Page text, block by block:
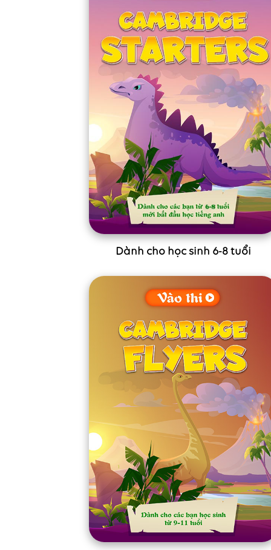
Dành cho học sinh 6-8 tuổi